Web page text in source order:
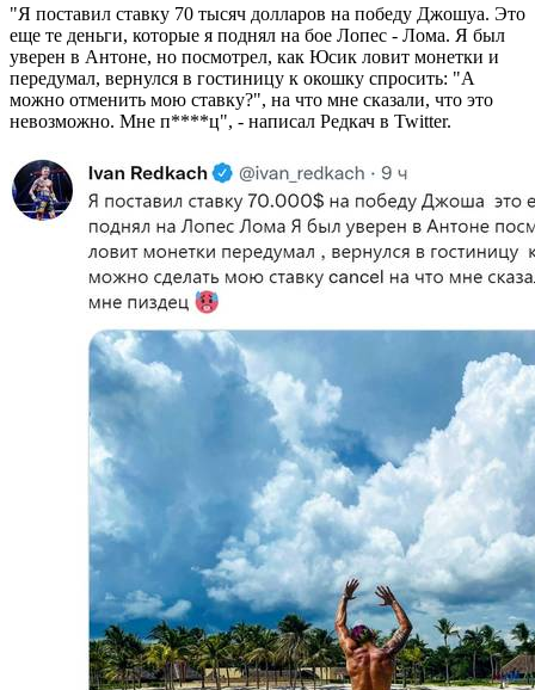
"Я поставил ставку 70 тысяч долларов на победу Джошуа. Это
еще те деньги, которые я поднял на бое Лопес - Лома. Я был
уверен в Антоне, но посмотрел, как Юсик ловит монетки и
передумал, вернулся в гостиницу к окошку спросить: "А
можно отменить мою ставку?", на что мне сказали, что это
невозможно. Мне п****ц", - написал Редкач в Twitter.